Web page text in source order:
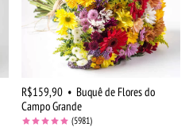
R$159,90 • Buquê de Flores do
Campo Grande
(5981)